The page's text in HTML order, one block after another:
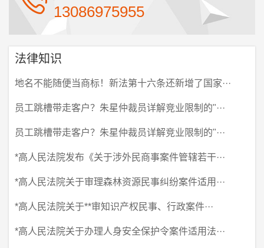
13086975955
法律知识
地名不能随便当商标！新法第十六条还新增了国家···
员工跳槽带走客户？朱星仲裁员详解竞业限制的"···
员工跳槽带走客户？朱星仲裁员详解竞业限制的"···
*高人民法院发布《关于涉外民商事案件管辖若干···
*高人民法院关于审理森林资源民事纠纷案件适用···
*高人民法院关于**审知识产权民事、行政案件···
*高人民法院关于办理人身安全保护令案件适用法···